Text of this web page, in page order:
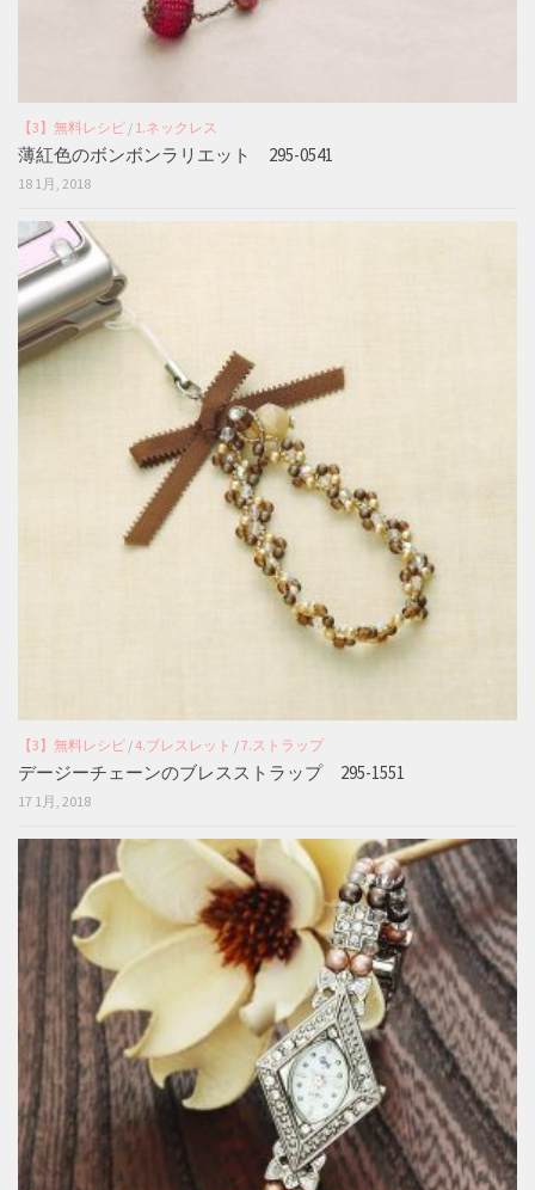
【3】無料レシピ / 1.ネックレス
薄紅色のボンボンラリエット 295-0541
18 1月, 2018
【3】無料レシピ /4.ブレスレット /7.ストラップ
デージーチェーンのブレスストラップ 295-1551
17 1月, 2018